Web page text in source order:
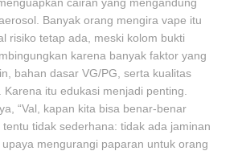
Banyak orang mengira vape itu
risiko tetap ada, meski kolom bukti
karena banyak faktor yang
bahan dasar VG/PG, serta kualitas
itu edukasi menjadi penting.
“Val, kapan kita bisa benar-benar
tidak sederhana: tidak ada jaminan
mengurangi paparan untuk orang